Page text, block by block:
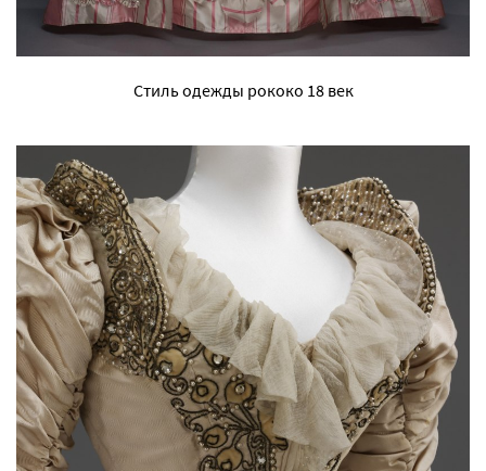
Стиль одежды рококо 18 век